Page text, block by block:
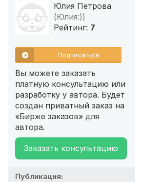
Юлия Петрова
(Юлия:))
Рейтинг: 7
Подписаться
Вы можете заказать
платную консультацию или
разработку у автора. Будет
создан приватный заказ на
«Бирже заказов» для
автора.
Заказать консультацию
Публикация: